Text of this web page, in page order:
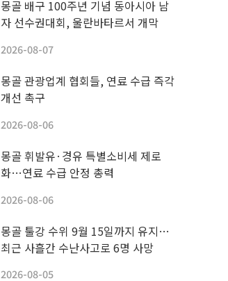
몽골 배구 100주년 기념 동아시아 남
자 선수권대회, 울란바타르서 개막
2026-08-07
몽골 관광업계 협회들, 연료 수급 즉각
개선 촉구
2026-08-06
몽골 휘발유·경유 특별소비세 제로
화…연료 수급 안정 총력
2026-08-06
몽골 툴강 수위 9월 15일까지 유지…
최근 사흘간 수난사고로 6명 사망
2026-08-05